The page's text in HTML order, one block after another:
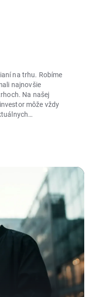
na trhu. Robíme
najnovšie
Na našej
môže vždy